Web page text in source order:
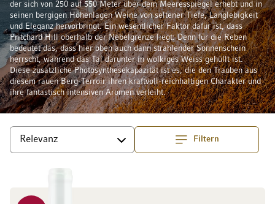
der sich von 250 auf 550 Meter über dem Meeresspiegel erhebt und in
seinen bergigen Höhenlagen Weine von seltener Tiefe, Langlebigkeit
und Eleganz hervorbringt. Ein wesentlicher Faktor dafür ist, dass
Pritchard Hill oberhalb der Nebelgrenze liegt: Denn für die Reben
bedeutet das, dass hier oben auch dann strahlender Sonnenschein
herrscht, während das Tal darunter in wolkiges Weiss gehüllt ist.
Diese zusätzliche Photosynthesekapazität ist es, die den Trauben aus
diesem rauen Berg-Terroir ihren kraftvoll-reichhaltigen Charakter und
ihre fantastisch intensiven Aromen verleiht.
Filtern
SortierenTop